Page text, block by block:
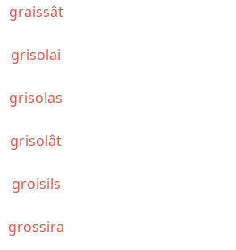
graissât
grisolai
grisolas
grisolât
groisils
grossira